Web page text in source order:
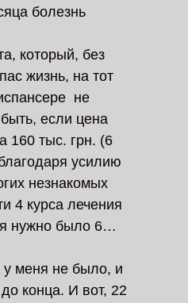
болезнь
который, без
жизнь, на тот
не
если цена
160 тыс. грн. (6
усилию
незнакомых
4 курса лечения
нужно было 6…
у меня не было, и
конца. И вот, 22